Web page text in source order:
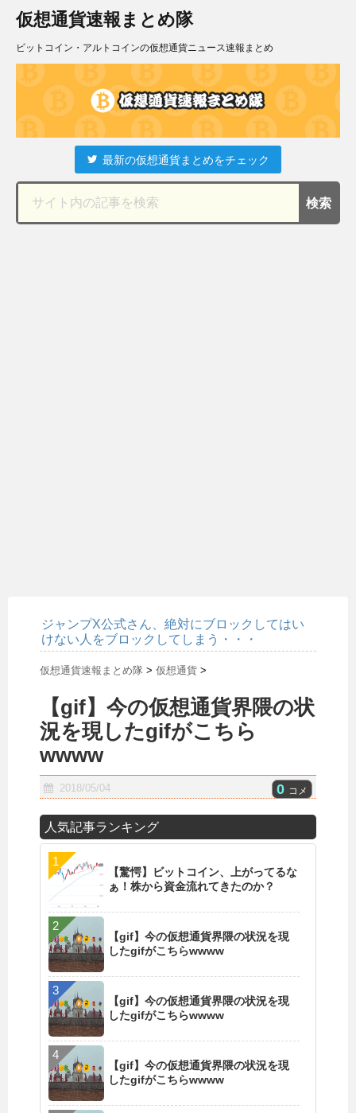
仮想通貨速報まとめ隊
ビットコイン・アルトコインの仮想通貨ニュース速報まとめ
最新の仮想通貨まとめをチェック
ジャンプX公式さん、絶対にブロックしてはい
けない人をブロックしてしまう・・・
仮想通貨速報まとめ隊 > 仮想通貨 >
【gif】今の仮想通貨界隈の状
況を現したgifがこちら
wwww
2018/05/04 0 コメ
人気記事ランキング
【驚愕】ビットコイン、上がってるな
ぁ！株から資金流れてきたのか？
【gif】今の仮想通貨界隈の状況を現
したgifがこちらwwww
【gif】今の仮想通貨界隈の状況を現
したgifがこちらwwww
【gif】今の仮想通貨界隈の状況を現
したgifがこちらwwww